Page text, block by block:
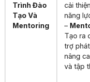
Trình Đào
Tạo Và
Mentoring
cải
năng
–
Tạo ra
trợ
nâng
và tập